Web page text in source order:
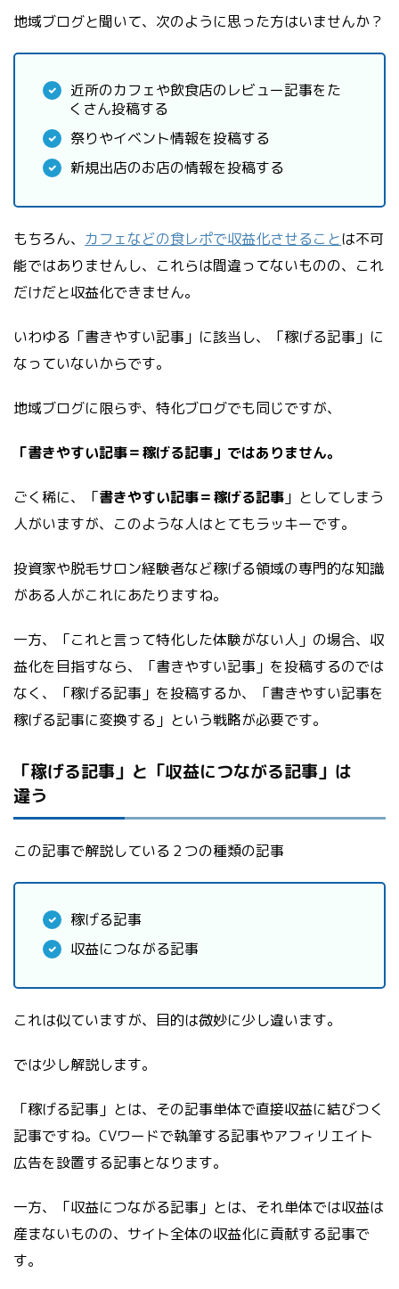
地域ブログと聞いて、次のように思った方はいませんか？
近所のカフェや飲食店のレビュー記事をた
くさん投稿する
祭りやイベント情報を投稿する
新規出店のお店の情報を投稿する
もちろん、 カフェなどの食レポで収益化させることは不可
能ではありませんし、これらは間違ってないものの、これ
だけだと収益化できません。
いわゆる「書きやすい記事」に該当し、「稼げる記事」に
なっていないからです。
地域ブログに限らず、特化ブログでも同じですが、
「書きやすい記事＝稼げる記事」ではありません。
ごく稀に、「書きやすい記事＝稼げる記事 」としてしまう
人がいますが、このような人はとてもラッキーです。
投資家や脱毛サロン経験者など稼げる領域の専門的な知識
がある人がこれにあたりますね。
一方、「これと言って特化した体験がない人」の場合、収
益化を目指すなら、「書きやすい記事」を投稿するのでは
なく、「稼げる記事」を投稿するか、「書きやすい記事を
稼げる記事に変換する」という戦略が必要です。
「稼げる記事」と「収益につながる記事」は
違う
この記事で解説している２つの種類の記事
稼げる記事
収益につながる記事
これは似ていますが、目的は微妙に少し違います。
では少し解説します。
「稼げる記事」とは、その記事単体で直接収益に結びつく
記事ですね。CVワードで執筆する記事やアフィリエイト
広告を設置する記事となります。
一方、「収益につながる記事」とは、それ単体では収益は
産まないものの、サイト全体の収益化に貢献する記事で
す。